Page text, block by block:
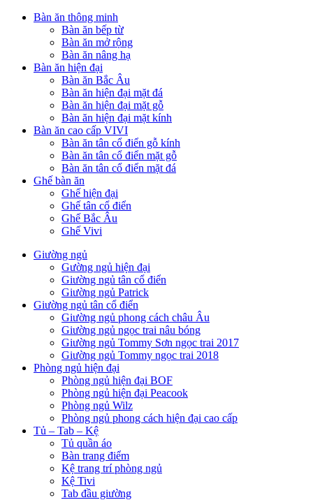
Bàn ăn thông minh
Bàn ăn bếp từ
Bàn ăn mở rộng
Bàn ăn nâng hạ
Bàn ăn hiện đại
Bàn ăn Bắc Âu
Bàn ăn hiện đại mặt đá
Bàn ăn hiện đại mặt gỗ
Bàn ăn hiện đại mặt kính
Bàn ăn cao cấp VIVI
Bàn ăn tân cổ điển gỗ kính
Bàn ăn tân cổ điển mặt gỗ
Bàn ăn tân cổ điển mặt đá
Ghế bàn ăn
Ghế hiện đại
Ghế tân cổ điển
Ghế Bắc Âu
Ghế Vivi
Giường ngủ
Gường ngủ hiện đại
Giường ngủ tân cổ điển
Giường ngủ Patrick
Giường ngủ tân cổ điển
Giường ngủ phong cách châu Âu
Giường ngủ ngọc trai nâu bóng
Giường ngủ Tommy Sơn ngọc trai 2017
Giường ngủ Tommy ngọc trai 2018
Phòng ngủ hiện đại
Phòng ngủ hiện đại BOF
Phòng ngủ hiện đại Peacook
Phòng ngủ Wilz
Phòng ngủ phong cách hiện đại cao cấp
Tủ – Tab – Kệ
Tủ quần áo
Bàn trang điểm
Kệ trang trí phòng ngủ
Kệ Tivi
Tab đầu giường